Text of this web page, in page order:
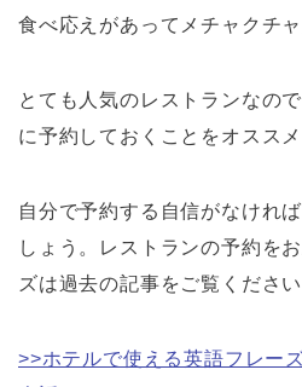
食べ応えがあってメチャクチ
とても人気のレストランなの
に予約しておくことをオススメ
自分で予約する自信がなけれ
しょう。レストランの予約を
ズは過去の記事をご覧ください
>>ホテルで使える英語フレー